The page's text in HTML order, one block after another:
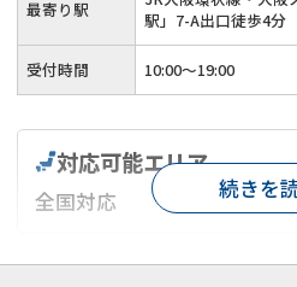
最寄り駅
駅」7-A出口徒歩4分
受付時間 10:00〜19:00
対応可能エリア
全国対応
対応が親身 オンライン
続きを
訳あり物件のお
《現在営業中》お